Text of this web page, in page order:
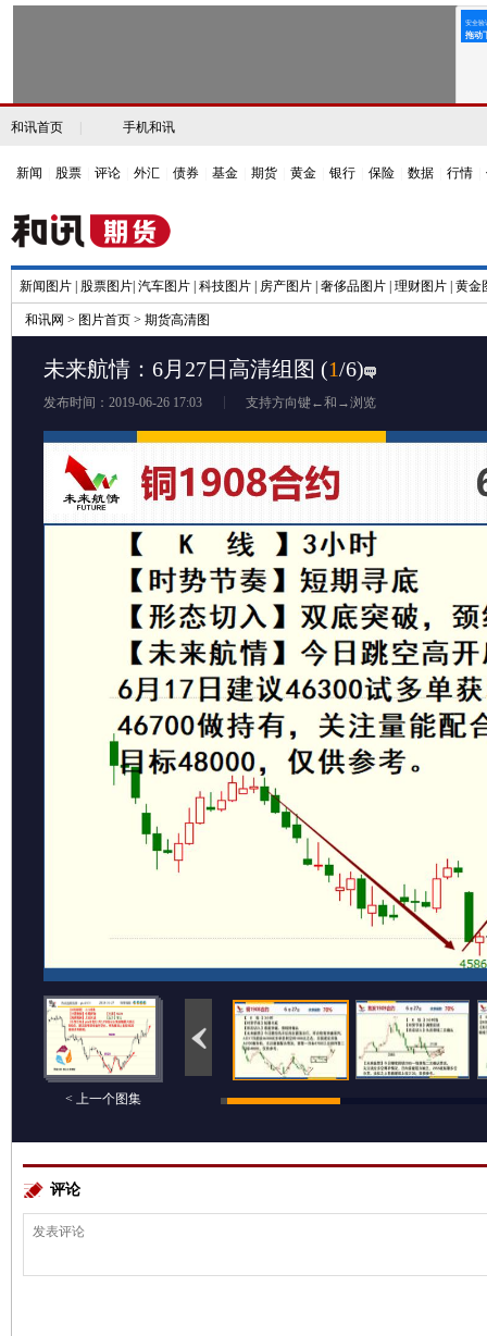
和讯首页 手机和讯
新闻 股票 评论 外汇 债券 基金 期货 黄金 银行 保险 数据 行情
新闻图片 股票图片 汽车图片 科技图片 房产图片 奢侈品图片 理财图片 黄金
和讯网 > 图片首页 > 期货高清图
未来航情：6月27日高清组图 (1/6)
发布时间：2019-06-26 17:03 支持方向键←和→浏览
< 上一个图集
评论